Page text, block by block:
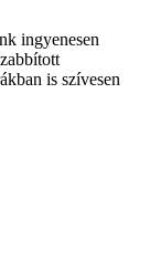
ingyenesen
is szívesen